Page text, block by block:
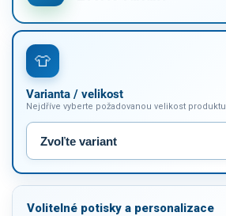
Varianta / velikost
Nejdříve vyberte požadovanou velikost produktu
Volitelné potisky a personalizace